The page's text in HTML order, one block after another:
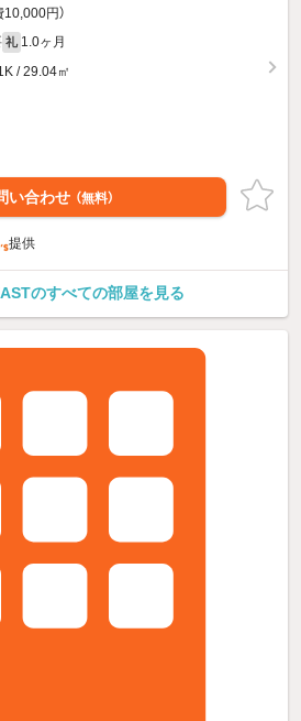
10,000円）
礼 1.0ヶ月
/ 29.04㎡
い合わせ （無料）
提供
のすべての部屋を見る